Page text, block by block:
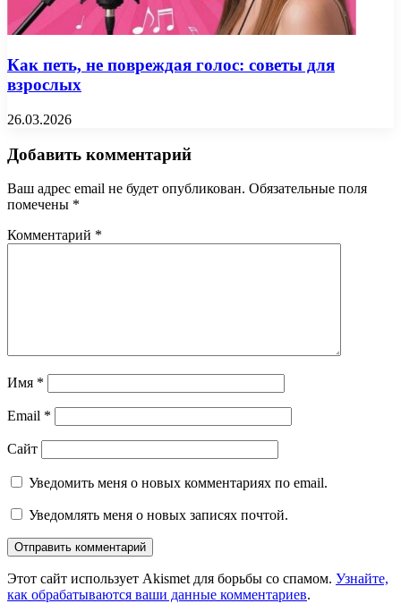
Как петь, не повреждая голос: советы для
взрослых
26.03.2026
Добавить комментарий
Ваш адрес email не будет опубликован. Обязательные поля
помечены *
Комментарий *
Имя *
Email *
Сайт
Уведомить меня о новых комментариях по email.
Уведомлять меня о новых записях почтой.
Этот сайт использует Akismet для борьбы со спамом. Узнайте,
как обрабатываются ваши данные комментариев.